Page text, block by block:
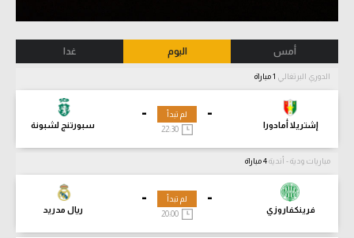
أمس اليوم غدا
الدوري البرتغالي
-
إشتريلا أمادورا
-
سبورتنج لشبونة
لم تبدأ
مباريات ودية - أندية
-
فرينكفاروزي
-
ريال مدريد
لم تبدأ